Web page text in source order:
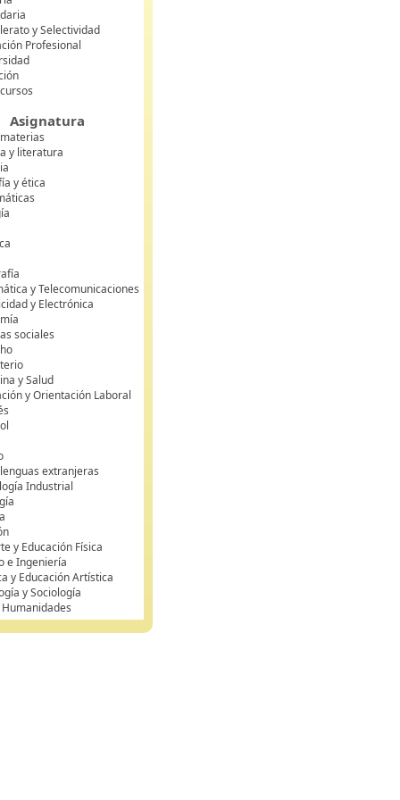
y Selectividad
Profesional
Asignatura
y literatura
y ética
y Telecomunicaciones
y Electrónica
sociales
y Salud
y Orientación Laboral
extranjeras
Industrial
y Educación Física
e Ingeniería
y Educación Artística
y Sociología